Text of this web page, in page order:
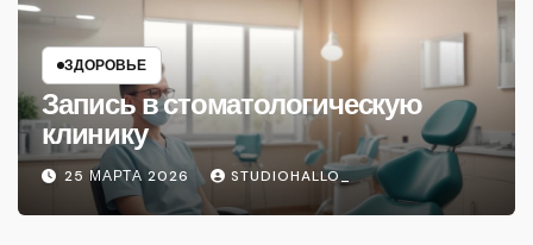
ЗДОРОВЬЕ
Запись в стоматологическую
клинику
25 МАРТА 2026 STUDIOHALLO_